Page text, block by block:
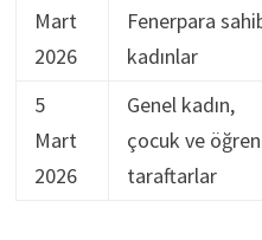
Mart
2026
Fenerpara
kadınlar
5
Mart
2026
Genel kadın,
çocuk ve
taraftarlar